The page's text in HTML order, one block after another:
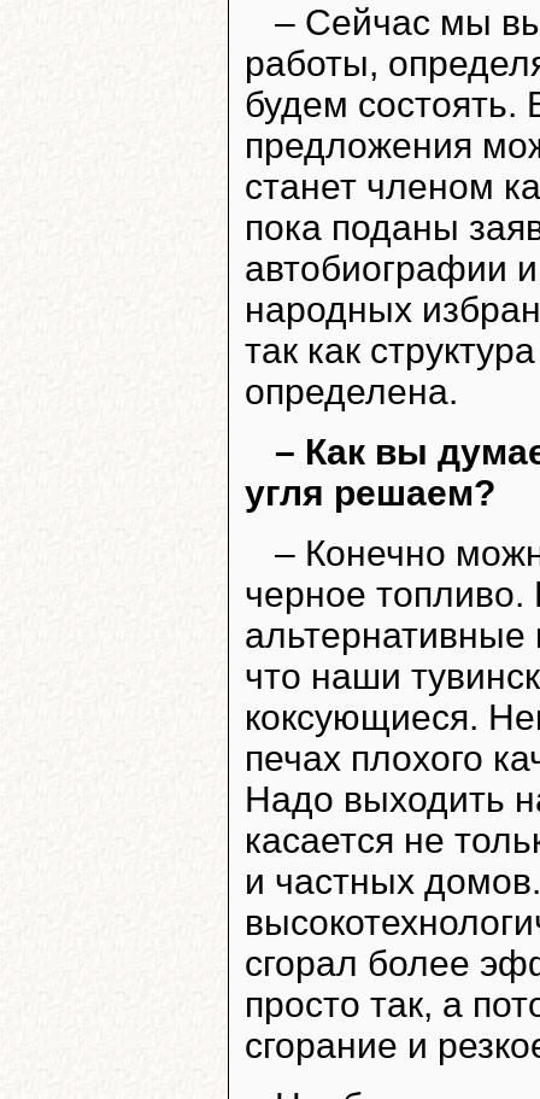
– Сейчас мы
работы,
будем состоять.
предложения
станет членом
пока поданы
автобиографии
народных
так как
определена.
– Как вы
угля решаем?
– Конечно
черное
альтернативные
что наши
коксующиеся.
печах плохого
Надо выходить
касается не
и частных
сгорал более
просто так, а
сгорание и